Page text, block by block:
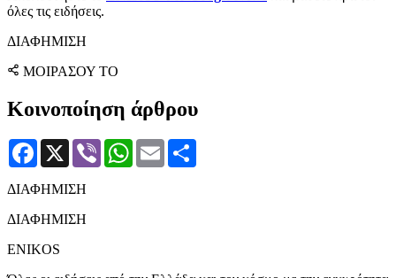
όλες τις ειδήσεις.
ΔΙΑΦΗΜΙΣΗ
ΜΟΙΡΑΣΟΥ ΤΟ
Κοινοποίηση άρθρου
Facebook
X Viber WhatsApp
Email
ΔΙΑΦΗΜΙΣΗ
ΔΙΑΦΗΜΙΣΗ
ENIKOS